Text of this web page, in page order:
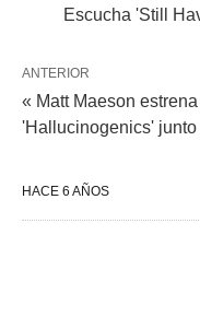
Escucha 'Still
ANTERIOR
« Matt Maeson
'Hallucinogenics'
HACE 6 AÑOS